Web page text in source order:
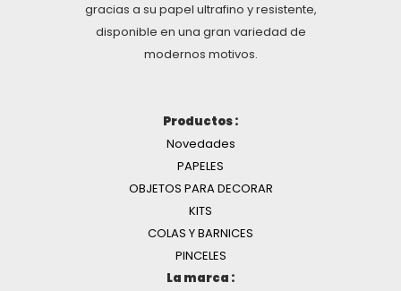
gracias a su papel ultrafino y resistente,
disponible en una gran variedad de
modernos motivos.
Productos :
Novedades
PAPELES
OBJETOS PARA DECORAR
KITS
COLAS Y BARNICES
PINCELES
La marca :